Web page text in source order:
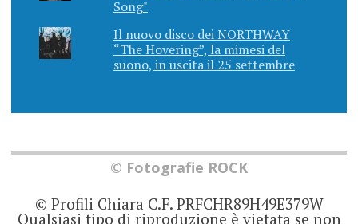
Song"
Il nuovo disco dei NORTHWAY
“The Hovering”, la mimesi del
suono, in uscita il 25 settembre
© Fotografie ROCK
© Profili Chiara C.F. PRFCHR89H49E379W
Qualsiasi tipo di riproduzione è vietata se non